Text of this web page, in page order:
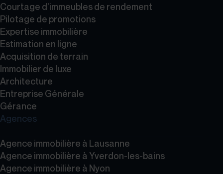
Courtage d’immeubles de rendement
Pilotage de promotions
Expertise immobilière
Estimation en ligne
Acquisition de terrain
Immobilier de luxe
Architecture
Entreprise Générale
Gérance
Agences
Agence immobilière à Lausanne
Agence immobilière à Yverdon-les-bains
Agence immobilière à Nyon